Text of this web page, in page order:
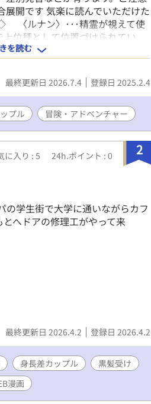
展開です 気楽に読んでいただけた
〈ルナン〉･･･精霊が視えて使
位種として位置づけられてい
が視えず、使役できない人種。
れている。 〈アムリタ〉･･･
われる癒しの精霊を体内に持っ
霊は他にも種類がある
重な存在。 〈霊交〉･･･ルナ
て精霊力を回復する行為。色々
を読む
最終更新日 2026.7.4 登録日 2025.2.4
プル 冒険・アドベンチャー
2
に入り : 5 24h.ポイント : 0
学生街で大学に通いながらカフ
へドアの修理工がやって来
最終更新日 2026.4.2 登録日 2026.4.2
身長差カップル
黒髪受け
漫画